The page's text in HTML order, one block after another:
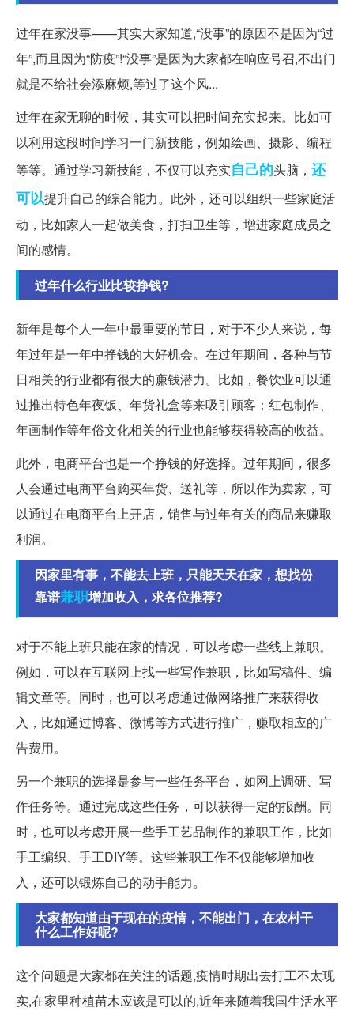
过年在家没事——其实大家知道,“没事”的原因不是因为“过
年”,而且因为“防疫”!“没事”是因为大家都在响应号召,不出门
就是不给社会添麻烦,等过了这个风...
过年在家无聊的时候，其实可以把时间充实起来。比如可
以利用这段时间学习一门新技能，例如绘画、摄影、编程
等等。通过学习新技能，不仅可以充实自己的头脑， 还
可以提升自己的综合能力。此外，还可以组织一些家庭活
动，比如家人一起做美食，打扫卫生等，增进家庭成员之
间的感情。
过年什么行业比较挣钱?
新年是每个人一年中最重要的节日，对于不少人来说，每
年过年是一年中挣钱的大好机会。在过年期间，各种与节
日相关的行业都有很大的赚钱潜力。比如，餐饮业可以通
过推出特色年夜饭、年货礼盒等来吸引顾客；红包制作、
年画制作等年俗文化相关的行业也能够获得较高的收益。
此外，电商平台也是一个挣钱的好选择。过年期间，很多
人会通过电商平台购买年货、送礼等，所以作为卖家，可
以通过在电商平台上开店，销售与过年有关的商品来赚取
利润。
因家里有事，不能去上班，只能天天在家，想找份
靠谱兼职增加收入，求各位推荐?
对于不能上班只能在家的情况，可以考虑一些线上兼职。
例如，可以在互联网上找一些写作兼职，比如写稿件、编
辑文章等。同时，也可以考虑通过做网络推广来获得收
入，比如通过博客、微博等方式进行推广，赚取相应的广
告费用。
另一个兼职的选择是参与一些任务平台，如网上调研、写
作任务等。通过完成这些任务，可以获得一定的报酬。同
时，也可以考虑开展一些手工艺品制作的兼职工作，比如
手工编织、手工DIY等。这些兼职工作不仅能够增加收
入，还可以锻炼自己的动手能力。
大家都知道由于现在的疫情，不能出门，在农村干
什么工作好呢?
这个问题是大家都在关注的话题,疫情时期出去打工不太现
实,在家里种植苗木应该是可以的,近年来随着我国生活水平